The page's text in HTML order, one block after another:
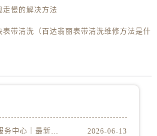
走慢的解决方法
表带清洗（百达翡丽表带清洗维修方法是什
北京百达翡丽官方售后服务中心｜最新电话及地址权威信息公示（2026年6月最新） 2026-06-13